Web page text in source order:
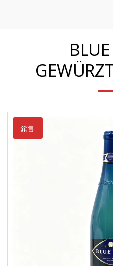
銷售